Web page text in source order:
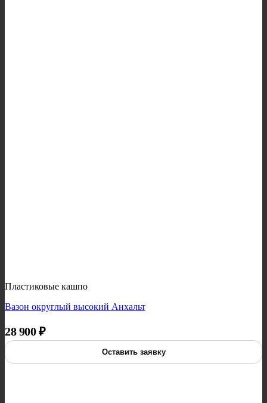
Пластиковые кашпо
Вазон округлый высокий Анхальт
28 900₽
Оставить заявку